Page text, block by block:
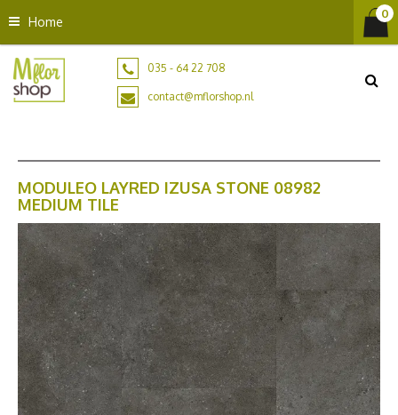
n
Home
035 - 64 22 708
contact@mflorshop.nl
MODULEO LAYRED IZUSA STONE 08982
MEDIUM TILE